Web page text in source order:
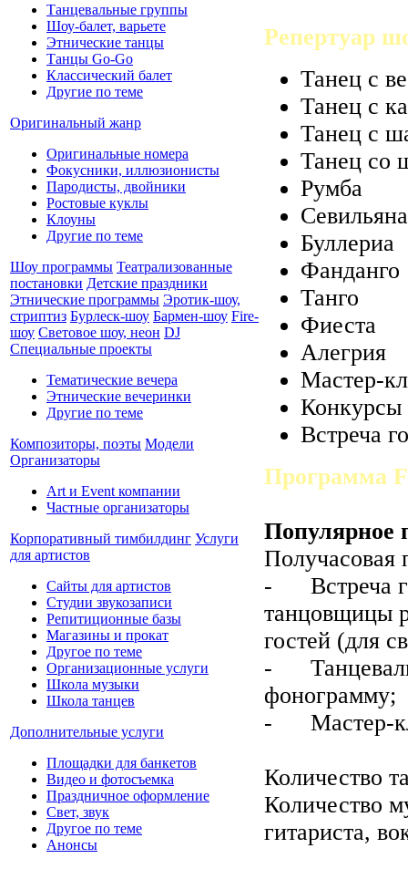
Танцевальные группы
Шоу-балет, варьете
Этнические танцы
Танцы Go-Go
Классический балет
Другие по теме
Оригинальный жанр
Оригинальные номера
Фокусники, иллюзионисты
Пародисты, двойники
Ростовые куклы
Клоуны
Другие по теме
Шоу программы Театрализованные
постановки Детские праздники
Этнические программы Эротик-шоу,
стриптиз Бурлеск-шоу Бармен-шоу Fire-
шоу Световое шоу, неон DJ
Специальные проекты
Тематические вечера
Этнические вечеринки
Другие по теме
Композиторы, поэты Модели
Организаторы
Art и Event компании
Частные организаторы
Корпоративный тимбилдинг Услуги
для артистов
Сайты для артистов
Студии звукозаписи
Репитиционные базы
Магазины и прокат
Другое по теме
Организационные услуги
Школа музыки
Школа танцев
Дополнительные услуги
Площадки для банкетов
Видео и фотосъемка
Праздничное оформление
Свет, звук
Другое по теме
Анонсы
Репертуар
Танец с
Танец с
Танец с
Танец со
Румба
Севильяна
Буллериа
Фанданго
Танго
Фиеста
Алегрия
Мастер-
Конкурсы
Встреча
Программа
Популярное
Получасовая
- Встреча
танцовщицы
гостей (для
-
фонограмму;
- Мастер-
Количество
Количество
гитариста,